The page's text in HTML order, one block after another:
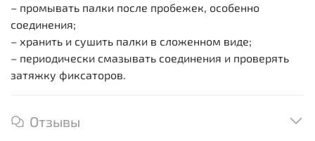
– промывать палки после пробежек, особенно
соединения;
– хранить и сушить палки в сложенном виде;
– периодически смазывать соединения и проверять
затяжку фиксаторов.
Отзывы